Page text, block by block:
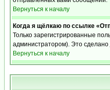
Вернуться к началу
Когда я щёлкаю по ссылке
Только зарегистрированные
администратором). Это
Вернуться к началу